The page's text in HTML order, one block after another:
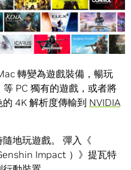
轉變為遊戲裝備，暢玩
等 PC 獨有的遊戲，或者將
4K 解析度傳輸到 NVIDIA
地玩遊戲。 彈入《
Impact ）》提瓦特